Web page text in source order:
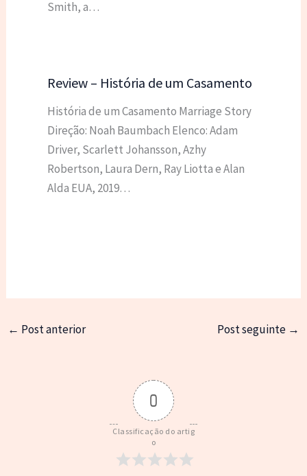
Smith, a…
Review – História de um Casamento
História de um Casamento Marriage Story
Direção: Noah Baumbach Elenco: Adam
Driver, Scarlett Johansson, Azhy
Robertson, Laura Dern, Ray Liotta e Alan
Alda EUA, 2019…
← Post anterior Post seguinte →
0
Classificação do artig
o